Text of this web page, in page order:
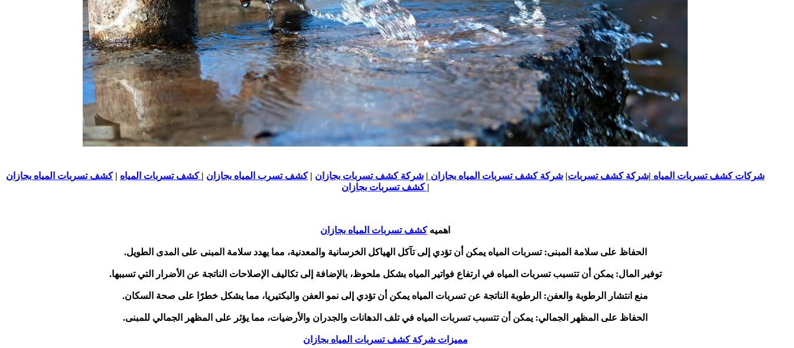
شركات كشف تسربات المياه |شركة كشف تسربات| شركة كشف تسربات المياه بجازان | شركة كشف تسربات بجازان |كشف تسرب المياه بجازان | كشف تسربات المياه |كشف تسربات المياه بجازان
| كشف تسربات بجازان
اهميهكشف تسربات المياه بجازان
الحفاظ على سلامة المبنى: تسربات المياه يمكن أن تؤدي إلى تآكل الهياكل الخرسانية والمعدنية، مما يهدد سلامة المبنى على المدى الطويل.
توفير المال: يمكن أن تتسبب تسربات المياه في ارتفاع فواتير المياه بشكل ملحوظ، بالإضافة إلى تكاليف الإصلاحات الناتجة عن الأضرار التي تسببها.
منع انتشار الرطوبة والعفن: الرطوبة الناتجة عن تسربات المياه يمكن أن تؤدي إلى نمو العفن والبكتيريا، مما يشكل خطرًا على صحة السكان.
الحفاظ على المظهر الجمالي: يمكن أن تتسبب تسربات المياه في تلف الدهانات والجدران والأرضيات، مما يؤثر على المظهر الجمالي للمبنى.
مميزات شركة كشف تسربات المياه بجازان